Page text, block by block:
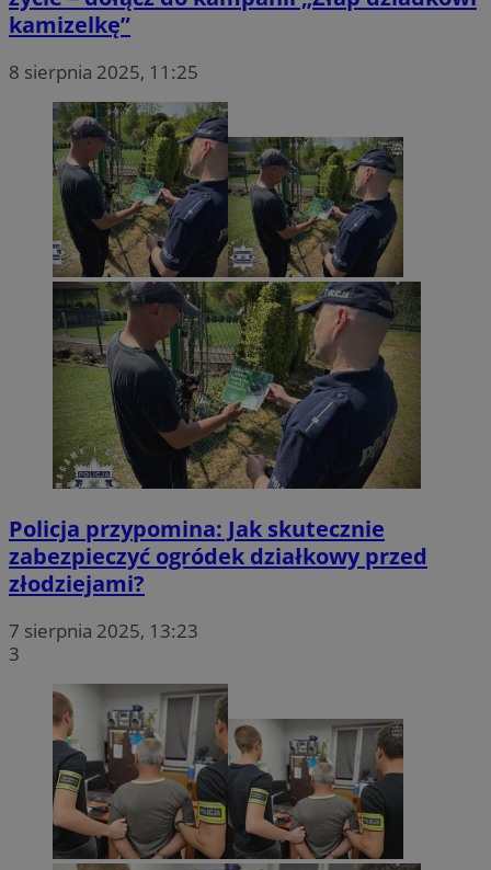
kamizelkę”
8 sierpnia 2025, 11:25
Policja przypomina: Jak skutecznie
zabezpieczyć ogródek działkowy przed
złodziejami?
7 sierpnia 2025, 13:23
3